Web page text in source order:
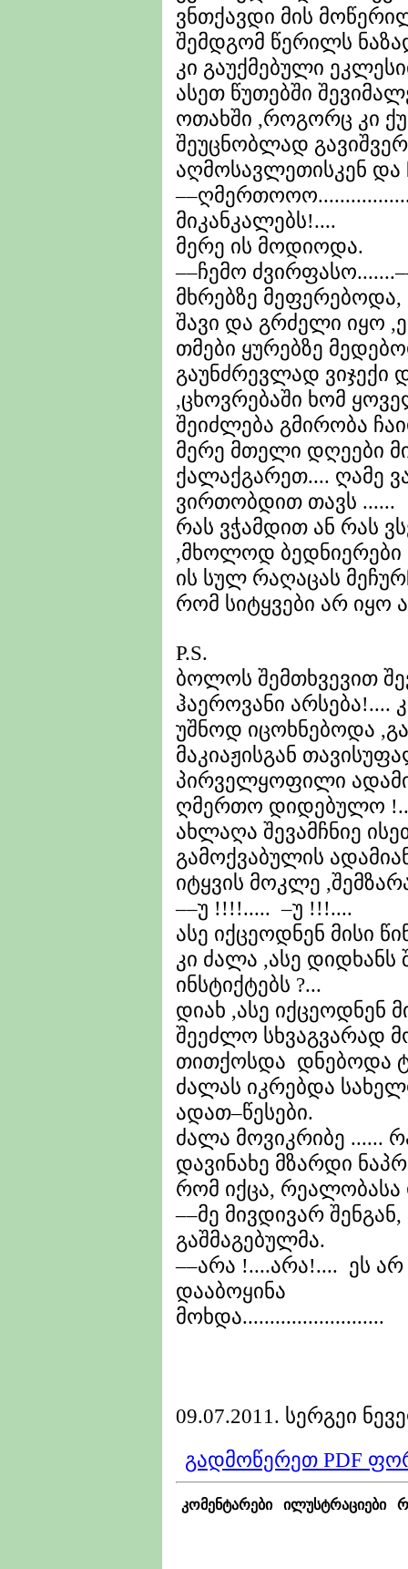
ვნთქავდი მის
შემდგომ წერილს
კი გაუქმებული
ასეთ წუთებში
ოთახში ,როგორც კი
შეუცნობლად
აღმოსავლეთისკენ და
მიკანკალებს!....
მერე ის მოდიოდა.
––ჩემო
მხრებზე მეფერებოდა,
შავი და გრძელი იყო
თმები ყურებზე
გაუნძრევლად ვიჯექი
,ცხოვრებაში ხომ
შეიძლება გმირობა
მერე მთელი დღეები
ქალაქგარეთ.... ღამე
ვირთობდით თავს ......
რას ვჭამდით ან რას
,მხოლოდ ბედნიერები
ის სულ რაღაცას
რომ სიტყვები არ იყო
P.S.
ბოლოს შემთხვევით
ჰაეროვანი არსება!....
უშნოდ იცოხნებოდა
მაკიაჟისგან
პირველყოფილი
ღმერთო დიდებულო
ახლაღა შევამჩნიე
გამოქვაბულის
იტყვის მოკლე
––უ !!!!..... –უ !!!....
ასე იქცეოდნენ მისი
კი ძალა ,ასე დიდხანს
ინსტიქტებს ?...
დიახ ,ასე იქცეოდნენ
შეეძლო სხვაგვარად
თითქოსდა დნებოდა
ძალას იკრებდა
ადათ–წესები.
ძალა მოვიკრიბე ......
დავინახე მზარდი
რომ იქცა, რეალობასა
––მე მივდივარ
გაშმაგებულმა.
––არა !....არა!.... ეს
დააბოყინა
მოხდა..........................
09.07.2011. სერგეი
გადმოწერეთ PDF
კომენტარები ილუსტრაციები